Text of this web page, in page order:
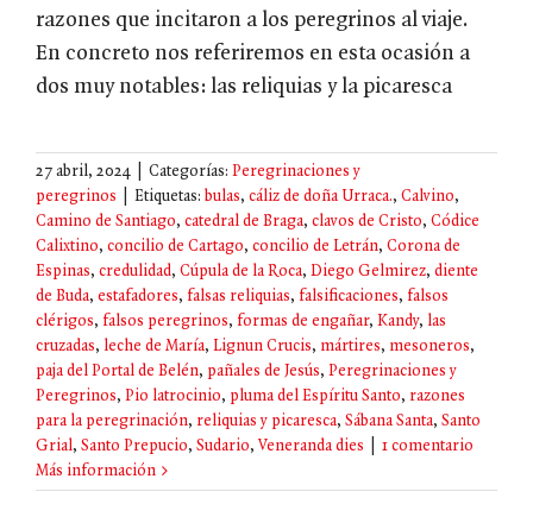
razones que incitaron a los peregrinos al viaje.
En concreto nos referiremos en esta ocasión a
dos muy notables: las reliquias y la picaresca
27 abril, 2024 Categorías: Peregrinaciones y
peregrinos
Etiquetas: bulas, cáliz de doña Urraca., Calvino,
Camino de Santiago, catedral de Braga, clavos de Cristo, Códice
Calixtino, concilio de Cartago, concilio de Letrán, Corona de
Espinas, credulidad, Cúpula de la Roca, Diego Gelmirez, diente
de Buda, estafadores, falsas reliquias, falsificaciones, falsos
clérigos, falsos peregrinos, formas de engañar, Kandy, las
cruzadas, leche de María, Lignun Crucis, mártires, mesoneros,
paja del Portal de Belén, pañales de Jesús, Peregrinaciones y
Peregrinos, Pio latrocinio, pluma del Espíritu Santo, razones
para la peregrinación, reliquias y picaresca, Sábana Santa, Santo
Grial, Santo Prepucio, Sudario, Veneranda dies
1 comentario
Más información